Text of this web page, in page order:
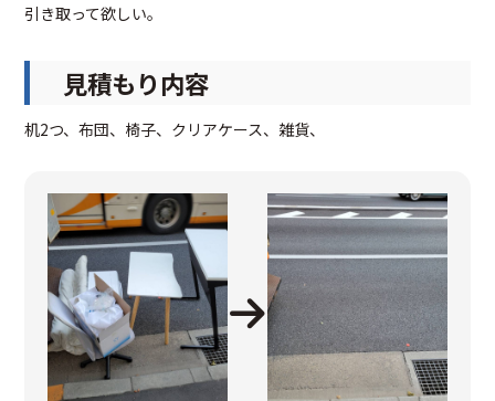
引き取って欲しい。
見積もり内容
机2つ、布団、椅子、クリアケース、雑貨、